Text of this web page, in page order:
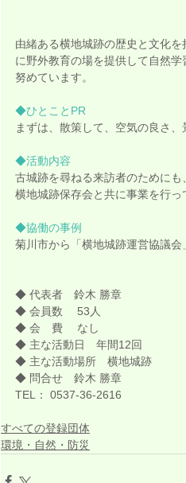
由緒ある横地城跡の歴史と文化
に野外教育の場を提供して自然
努めています。
◆ひとことPR
まずは、散策して、空気の良さ
◆活動内容
古城跡を尋ねる来訪者のためにも
横地城跡保存会と共に事業を行っ
◆協働の事例
菊川市から「横地城跡運営協議会
◆ 代表者　鈴木 勝章
◆ 会員数 　53人
◆ 会　費 　なし
◆ 主な活動日　年間12回
◆ 主な活動場所　横地城跡
◆ 問合せ　鈴木 勝章
TEL： 0537-36-2616
すべての登録団体
環境・自然・防災